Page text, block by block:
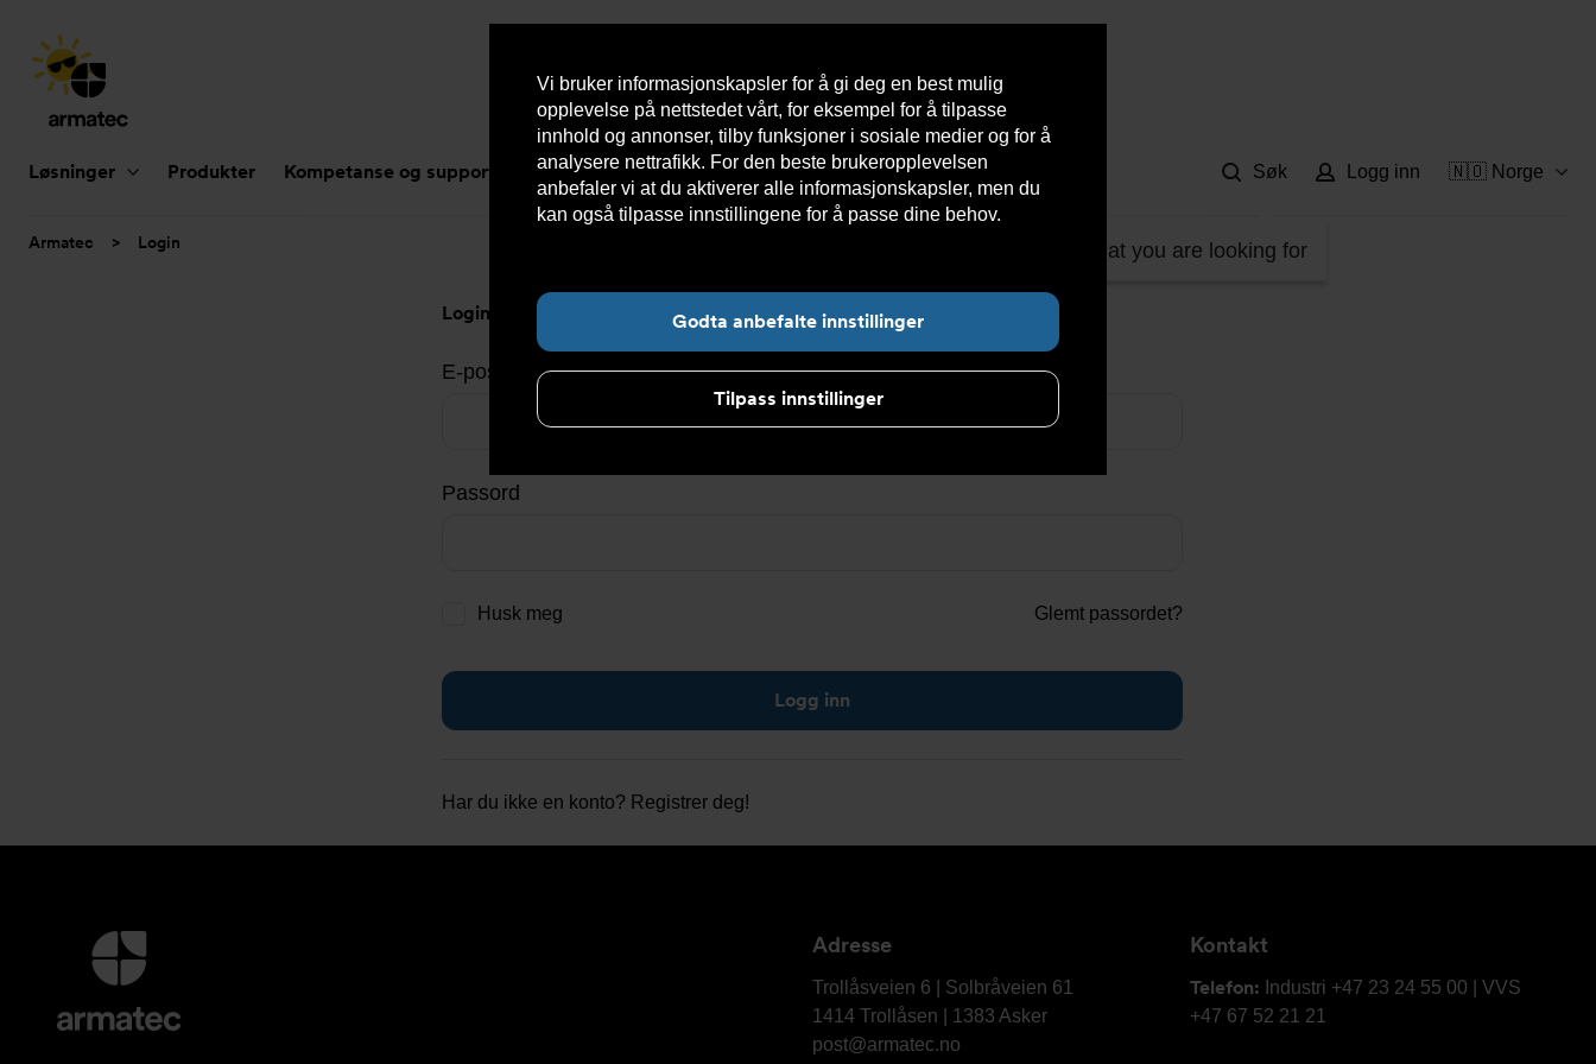
Vi bruker informasjonskapsler for å gi deg en best mulig
opplevelse på nettstedet vårt, for eksempel for å tilpasse
innhold og annonser, tilby funksjoner i sosiale medier og for å
analysere nettrafikk. For den beste brukeropplevelsen
anbefaler vi at du aktiverer alle informasjonskapsler, men du
kan også tilpasse innstillingene for å passe dine behov.
Godta anbefalte innstillinger
Tilpass innstillinger
Løsninger Produkter Kompetanse og support Nyheter Om oss Kontakt oss Nettbutikk Bærekraft
Find what you are looking for
Søk Logg inn 🇳🇴 Norge
Du
Armatec > Login
Login
E-postadresse
Passord
Husk meg Glemt passordet?
Har du ikke en konto? Registrer deg!
informasjon
kontaktinformasjon
Adresse
Armatec
Trollåsveien 6 | Solbråveien 61
1414 Trollåsen | 1383 Asker
post@armatec.no
Kontakt
Telefon: Industri +47 23 24 55 00 | VVS
+47 67 52 21 21